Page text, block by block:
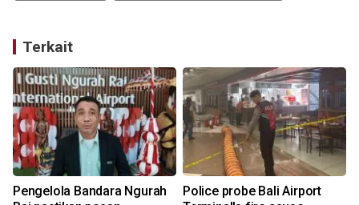
Terkait
Pengelola Bandara Ngurah
Police probe Bali Airport